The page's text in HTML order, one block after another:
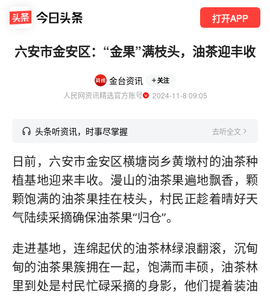
打开APP
六安市金安区：“金果”满枝头，油茶迎丰收
金台资讯 关注
人民网资讯精选官方账号
  2024-11-8 09:05
头条听资讯，时事尽掌握 去听全文
日前，六安市金安区横塘岗乡黄墩村的油茶种
植基地迎来丰收。漫山的油茶果遍地飘香，颗
颗饱满的油茶果挂在枝头，村民正趁着晴好天
气陆续采摘确保油茶果“归仓”。
走进基地，连绵起伏的油茶林绿浪翻滚，沉甸
甸的油茶果簇拥在一起，饱满而丰硕，油茶林
里到处是村民忙碌采摘的身影，他们提着装油